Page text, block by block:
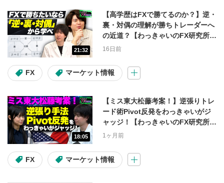
会員限定動画
1ヶ月限定無料公開中！ テスタ
マヂカルラブリー
操作説明動画 入金・出金
コラム
コンテンツの種類
21:32
【高学歴はFXで勝てるのか？】逆・
裏・対偶の理解が勝ちトレーダーへ
の近道？【わっきゃいのFX研究所
(ガチ)】
16日前
FX マーケット情報
18:05
【ミス東大松藤考案！】逆張りトレ
ード術Pivot反発をわっきゃいがジ
ャッジ！【わっきゃいのFX研究所
(ガチ)】
1ヶ月前
FX マーケット情報